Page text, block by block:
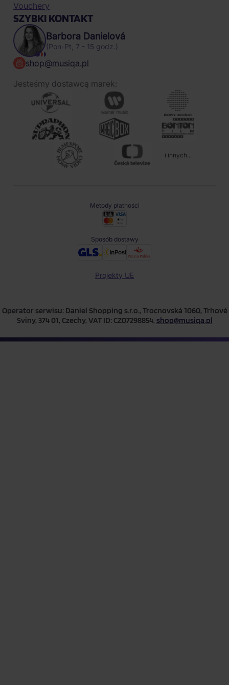
Vouchery
SZYBKI KONTAKT
Barbora Danielová
(Pon-Pt, 7 - 15 godz.)
shop@musiqa.pl
Jesteśmy dostawcą marek:
i innych...
Metody płatności
Sposób dostawy
Projekty UE
Operator serwisu: Daniel Shopping s.r.o., Trocnovská 1060, Trhové
Sviny, 374 01, Czechy, VAT ID: CZ07298854, shop@musiqa.pl